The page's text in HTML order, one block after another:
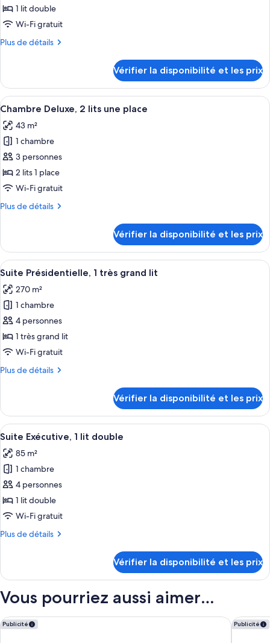
grand
lit
(Executive)
ce
type
chambre :
lit
double
1 lit double
Wi-Fi gratuit
Plus de détails
Plus
le
type
de
Suite
Supérieure,
lit
double
Vérifier la disponibilité et les prix
Afficher
toutes
les
photos
pour
ce
type
chambre :
2
lits
une
place
Une chambre d’hôtel moderne
9
Chambre Deluxe, 2 lits une place
43 m²
1 chambre
3 personnes
2 lits 1 place
Wi-Fi gratuit
Plus de détails
Plus
le
type
de
Chambre
Deluxe,
lits
une
place
Vérifier la disponibilité et les prix
Afficher
toutes
les
photos
pour
ce
type
chambre :
très
grand
lit
Literie de qualité supérieure,
14
Suite Présidentielle, 1 très grand lit
270 m²
1 chambre
4 personnes
1 très grand lit
Wi-Fi gratuit
Plus de détails
Plus
le
type
de
Suite
Présidentielle,
très
grand
lit
Vérifier la disponibilité et les prix
Afficher
toutes
les
photos
pour
ce
type
chambre :
lit
Une chambre d’hôtel moderne,
19
Suite Exécutive, 1 lit double
85 m²
1 chambre
4 personnes
1 lit double
Wi-Fi gratuit
Plus de détails
Plus
le
de
Suite
Exécutive,
Vérifier la disponibilité et les prix
Vous pourriez aussi aimer…
Publicité
The Retreat Palm Dubai MGallery by Sofitel Publicité